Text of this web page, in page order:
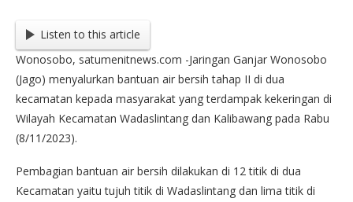
Listen to this article
Wonosobo, satumenitnews.com -Jaringan Ganjar Wonosobo
(Jago) menyalurkan bantuan air bersih tahap II di dua
kecamatan kepada masyarakat yang terdampak kekeringan di
Wilayah Kecamatan Wadaslintang dan Kalibawang pada Rabu
(8/11/2023).
Pembagian bantuan air bersih dilakukan di 12 titik di dua
Kecamatan yaitu tujuh titik di Wadaslintang dan lima titik di